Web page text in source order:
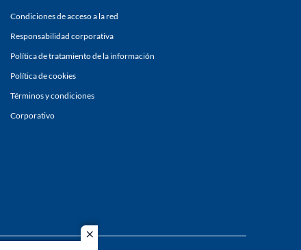
close
Condiciones de acceso a la red
Responsabilidad corporativa
Política de tratamiento de la información
Política de cookies
Términos y condiciones
Corporativo